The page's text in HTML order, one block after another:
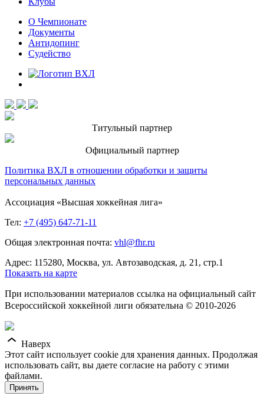
О Чемпионате
Документы
Антидопинг
Судейство
Титульный партнер
Официальный партнер
Политика ВХЛ в отношении обработки и защиты
персональных данных
Ассоциация «Высшая хоккейная лига»
Тел: +7 (495) 647-71-11
Общая электронная почта: vhl@fhr.ru
Адрес: 115280, Москва, ул. Автозаводская, д. 21, стр.1
Показать на карте
При использовании материалов ссылка на официальный сайт
Всероссийской хоккейной лиги обязательна © 2010-2026
Наверх
Этот сайт использует cookie для хранения данных. Продолжая
использовать сайт, вы даете согласие на работу с этими
файлами.
Принять